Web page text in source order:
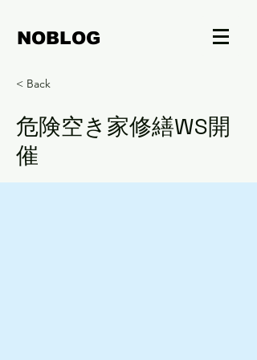
NOBLOG
< Back
危険空き家修繕WS開
催